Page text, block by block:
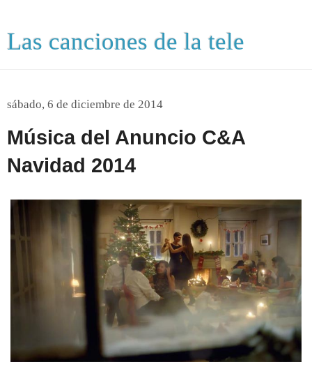
Las canciones de la tele
sábado, 6 de diciembre de 2014
Música del Anuncio C&A
Navidad 2014